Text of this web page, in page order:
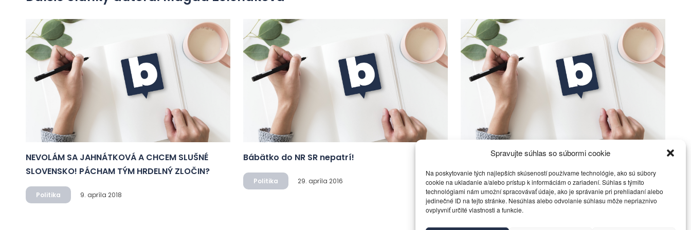
Spravujte súhlas so súbormi cookie
Na poskytovanie tých najlepších skúseností používame technológie, ako sú súbory
cookie na ukladanie a/alebo prístup k informáciám o zariadení. Súhlas s týmito
technológiami nám umožní spracovávať údaje, ako je správanie pri prehliadaní alebo
jedinečné ID na tejto stránke. Nesúhlas alebo odvolanie súhlasu môže nepriaznivo
ovplyvniť určité vlastnosti a funkcie.
NEVOLÁM SA JAHNÁTKOVÁ A CHCEM SLUŠNÉ
SLOVENSKO! PÁCHAM TÝM HRDELNÝ ZLOČIN?
Politika 9. apríla 2018
Bábätko do NR SR nepatrí!
Politika 29. apríla 2016
Politickí zradcovia poprosili Fica o kostičku
Politika 18. marca 2016